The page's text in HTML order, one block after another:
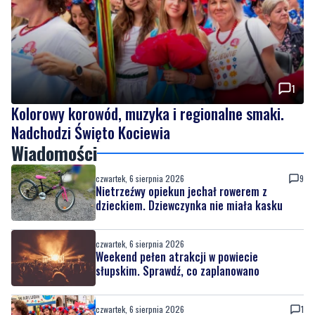
1
Kolorowy korowód, muzyka i regionalne smaki.
Nadchodzi Święto Kociewia
Wiadomości
czwartek, 6 sierpnia 2026
Nietrzeźwy opiekun jechał rowerem z
dzieckiem. Dziewczynka nie miała kasku
czwartek, 6 sierpnia 2026
Weekend pełen atrakcji w powiecie
czwartek, 6 sierpnia 2026
Kolorowy korowód, muzyka i regionalne